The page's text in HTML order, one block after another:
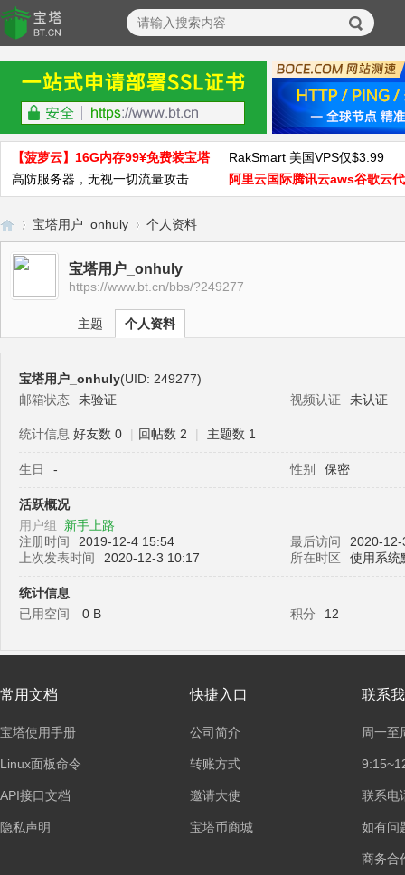
【菠萝云】16G内存99¥免费装宝塔
RakSmart 美国VPS仅$3.99
高防服务器，无视一切流量攻击
阿里云国际腾讯云aws谷歌云
宝›
宝塔用户_onhuly 个人资料
宝塔用户_onhuly
https://www.bt.cn/bbs/?249277
主题 个人资料
宝塔用户_onhuly(UID: 249277)
邮箱状态
未验证 视频认证 未认证
统计信息 好友数 0 | 回帖数 2 | 主题数 1
生日 - 性别 保密
活跃概况
用户组 新手上路
注册时间
2019-12-4 15:54 最后访问
2020-
上次发表时间
2020-12-3 10:17 所在时区 使用系统
统计信息
已用空间
0 B 积分 12
常用文档
宝塔使用手册
Linux面板命令
API接口文档
隐私声明
快捷入口
公司简介
转账方式
邀请大使
宝塔币商城
联系
周一至
联系电
如有问
商务合